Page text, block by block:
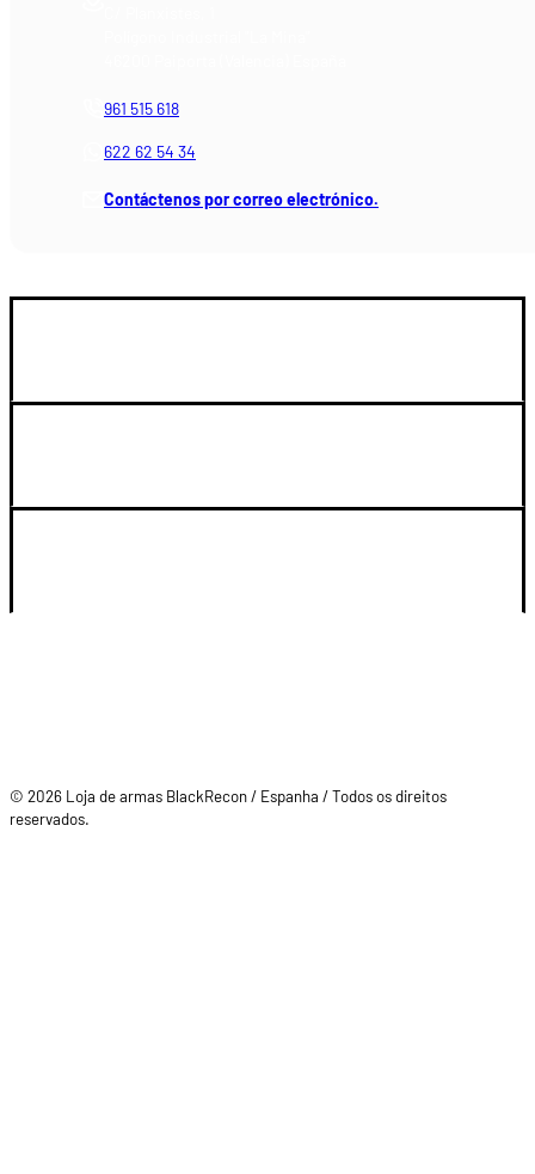
961 515 618
622 62 54 34
Contáctenos por correo electrónico.
© 2026 Loja de armas BlackRecon / Espanha / Todos os direitos
reservados.